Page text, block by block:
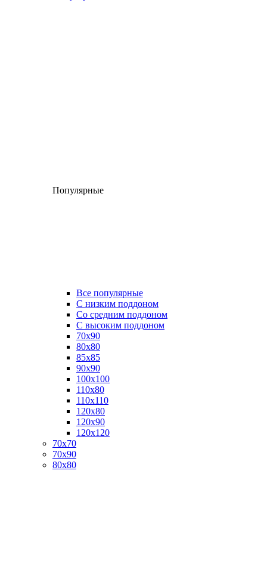
Популярные
Все популярные
C низким поддоном
Со средним поддоном
С высоким поддоном
70х90
80х80
85х85
90х90
100х100
110х80
110х110
120х80
120х90
120х120
70х70
70х90
80х80